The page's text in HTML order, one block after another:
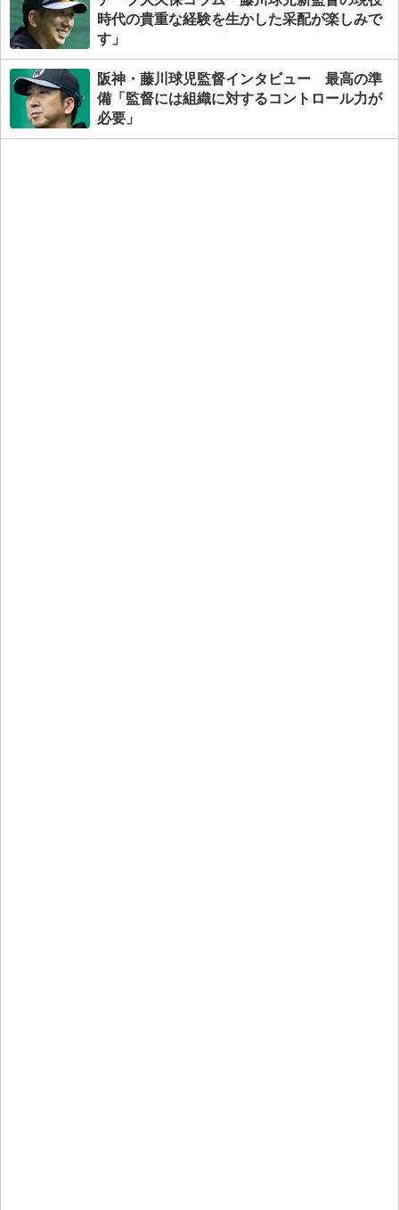
時代の貴重な経験を生かした采配が楽しみで
す」
阪神・藤川球児監督インタビュー 最高の準
備「監督には組織に対するコントロール力が
必要」